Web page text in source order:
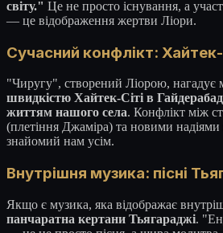
світу." Це не просто існування, а
— це відображення жертви Ліори.
Сучасний конфлікт: Хайтек-
"Чиругу", створений Ліорою, нагадує
швидкістю Хайтек-Сіті в
життям нашого села. Конфлікт між
(плетіння Джаміра) та новими
знайомий нам усім.
Внутрішня музика: пісні
Якщо є музика, яка відображає
панчаратна кертани Тьягараджі.